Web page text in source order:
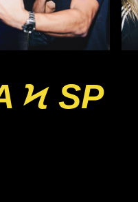
Ϟ SP